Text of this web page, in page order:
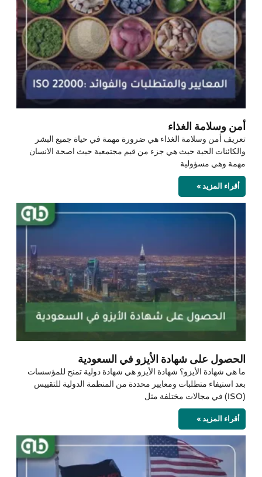
أمن وسلامة الغذاء
تعريف أمن وسلامة الغذاء هي ضرورة مهمة في حياة جميع البشر
والكائنات الحية حيث هي جزء من قيم مجتمعية حيث اصحة الانسان
مهمة وهي مسؤولية
أقراء المزيد »
الحصول على شهادة الأيزو في السعودية
ما هي شهادة الأيزو؟ شهادة الأيزو هي شهادة دولية تمنح للمؤسسات
بعد استيفاء متطلبات ومعايير محددة من المنظمة الدولية للتقييس
(ISO) في مجالات مختلفة مثل
أقراء المزيد »